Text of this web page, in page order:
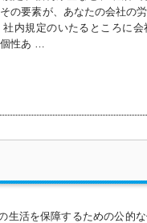
の要素が、あなたの会社の
内規定のいたるところに
性あ …
生活を保障するための公的